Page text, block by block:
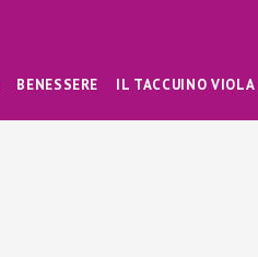
BENESSERE IL TACCUINO VIOLA